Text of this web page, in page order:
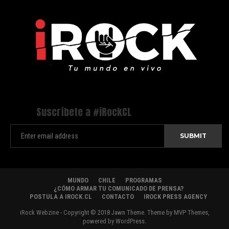
Suscríbete a #iRockCL
MUNDO CHILE
PROGRAMAS
¿CÓMO ARMAR TU COMUNICADO DE PRENSA?
POSTULA A IROCK.CL
CONTACTO IROCK PRESS AGENCY
iRock Webzine - Copyright © 2018 Jawn Theme. Theme by MVP Themes,
powered by WordPress.